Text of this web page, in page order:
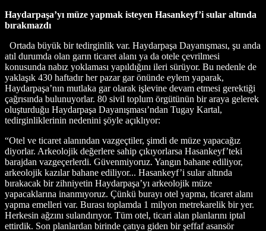
Haydarpaşa’yı müze yapmak isteyen Hasankeyf’i sular altında
bırakmazdı
Ortada büyük bir tedirginlik var. Haydarpaşa Dayanışması, şu anda
atıl durumda olan garın ticaret alanı ya da otele çevrilmesi
konusunda nabız yoklaması yapıldığını ileri sürüyor. Bu nedenle de
yaklaşık 430 haftadır her pazar gar önünde eylem yaparak,
Haydarpaşa’nın mutlaka gar olarak işlevine devam etmesi gerektiği
çağrısında bulunuyorlar. 80 sivil toplum örgütünün bir araya gelerek
oluşturduğu Haydarpaşa Dayanışması’ndan Tugay Kartal,
tedirginliklerinin nedenini şöyle açıklıyor:
“Otel ve ticaret alanından vazgeçtiler, şimdi de müze yapacağız
diyorlar. Arkeolojik değerlere sahip çıkıyorlarsa Hasankeyf’teki
barajdan vazgeçerlerdi. Güvenmiyoruz. Yangın bahane ediliyor,
arkeolojik kazılar bahane ediliyor... Hasankeyf’i sular altında
bırakacak bir zihniyetin Haydarpaşa’yı arkeolojik müze
yapacaklarına inanmıyoruz. Çünkü burayı otel yapma, ticaret alanı
yapma emelleri var. Burası toplamda 1 milyon metrekarelik bir yer.
Herkesin ağzını sulandırıyor. Tüm otel, ticari alan planlarını iptal
ettirdik. Son planlardan birinde çatıya giden bir şeffaf asansör